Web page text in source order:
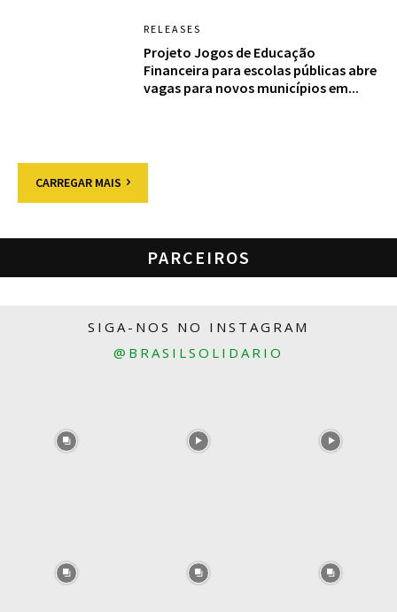
RELEASES
Projeto Jogos de Educação
Financeira para escolas públicas abre
vagas para novos municípios em...
CARREGAR MAIS
PARCEIROS
SIGA-NOS NO INSTAGRAM
@BRASILSOLIDARIO